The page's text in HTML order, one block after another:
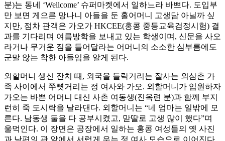
분)는 동네 ‘Wellcome’ 슈퍼마켓에서 일하느라 바쁘다. 도입부
만 보면 게으른 망나니 아들을 둔 홀어머니 고생담 아닐까 싶
지만, 점차 관객은 가오가 HKCEE(홍콩 중등교육검정시험) 결
과를 기다리며 여름방학을 보내고 있는 학생이며, 신문을 사오
라거나 무거운 짐을 들어달라는 어머니의 소소한 심부름에도
군말 않는 착한 아들임을 알게 된다.
외할머니 생신 잔치 때, 외국을 들락거리는 잘사는 외삼촌 가
족 사이에서 쭈뼛거리는 정 여사와 가오. 외할머니가 입원하자
가오는 바쁜 어머니 대신 사촌 여동생(진옥련 분)과 함께 부지
런히 죽 도시락을 날라댄다. 외할머니는 “네 엄마는 일밖에 모
른다. 남동생 둘을 다 공부시켰고, 맏딸로 고생 많이 했다”며
울먹인다. 이 장면은 공장에서 일하는 홍콩 여성들의 옛 사진